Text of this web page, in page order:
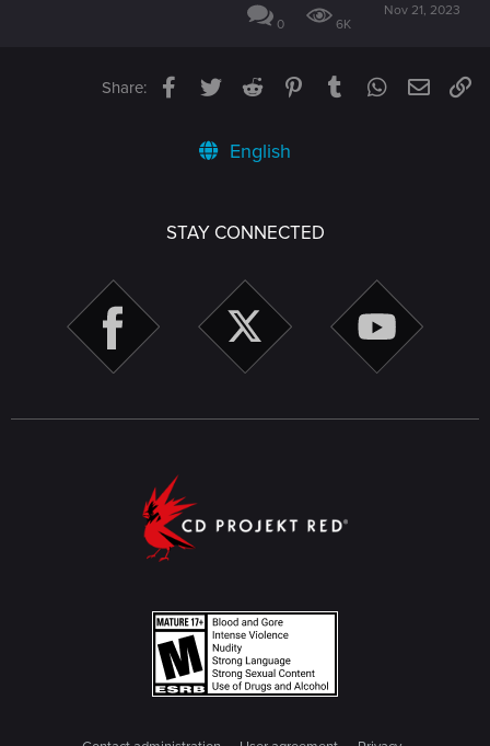
0 6K
Nov 21, 2023
Share: Facebook
TwitterReddit PinterestTumblrWhatsApp
Email
English
STAY CONNECTED